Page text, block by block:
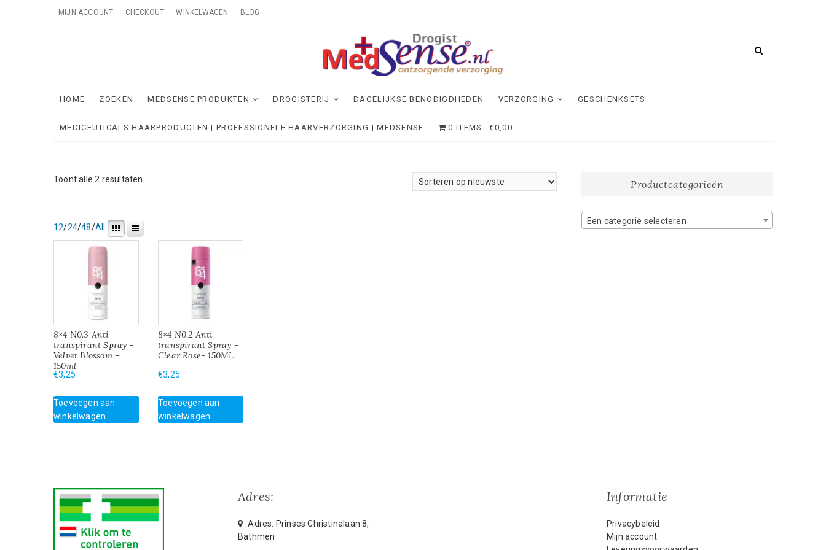
MIJN ACCOUNT CHECKOUT WINKELWAGEN BLOG
MedSense
HOME ZOEKEN MEDSENSE PRODUKTEN DROGISTERIJ DAGELIJKSE BENODIGDHEDEN VERZORGING GESCHENKSETS
MEDICEUTICALS HAARPRODUCTEN | PROFESSIONELE HAARVERZORGING | MEDSENSE 0 ITEMS €0,00
Toont alle 2 resultaten
12/24/48/All
8×4 N0.3 Anti-
transpirant Spray -
Velvet Blossom –
150ml
€3,25
Toevoegen aan
winkelwagen
8×4 N0.2 Anti-
transpirant Spray -
Clear Rose- 150ML
€3,25
Toevoegen aan
winkelwagen
Productcategorieën
Een categorie selecteren
Adres:
Adres: Prinses Christinalaan 8,
Bathmen
Informatie
Privacybeleid
Mijn account